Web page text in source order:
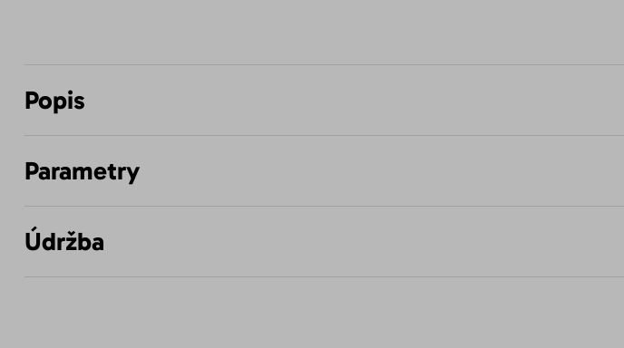
Popis
Parametry
Údržba